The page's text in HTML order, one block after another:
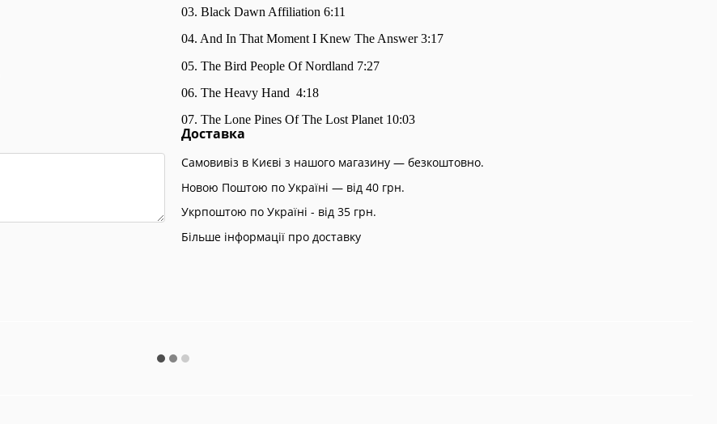
03. Black Dawn Affiliation 6:11
04. And In That Moment I Knew The Answer 3:17
05. The Bird People Of Nordland 7:27
06. The Heavy Hand 4:18
07. The Lone Pines Of The Lost Planet 10:03
Доставка
Самовивіз в Києві з нашого магазину — безкоштовно.
Новою Поштою по Україні — від 40 грн.
Укрпоштою по Україні - від 35 грн.
Більше інформації про доставку